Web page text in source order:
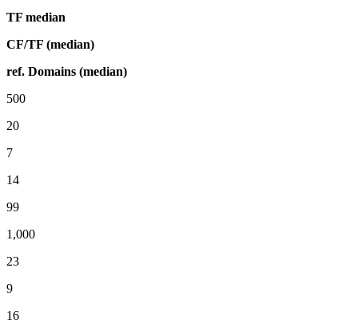
TF median
CF/TF (median)
ref. Domains (median)
500
20
7
14
99
1,000
23
9
16